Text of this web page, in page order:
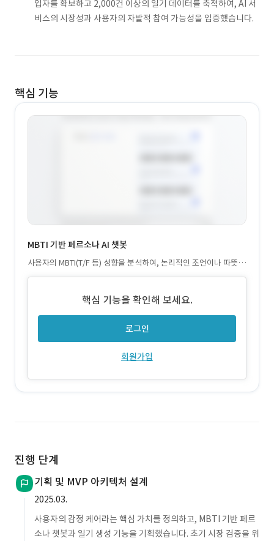
입자를 확보하고 2,000건 이상의 일기 데이터를 축적하여, AI 서
비스의 시장성과 사용자의 자발적 참여 가능성을 입증했습니다.
핵심 기능
MBTI 기반 페르소나 AI 챗봇
사용자의 MBTI(T/F 등) 성향을 분석하여, 논리적인 조언이나 따뜻한
위로 등 사용자에게 최적화된 답변 스타일을 제공하는 고도화된 대
핵심 기능을 확인해 보세요.
로그인
회원가입
진행 단계
기획 및 MVP 아키텍처 설계
2025.03.
사용자의 감정 케어라는 핵심 가치를 정의하고, MBTI 기반 페르
소나 챗봇과 일기 생성 기능을 기획했습니다. 초기 시장 검증을 위